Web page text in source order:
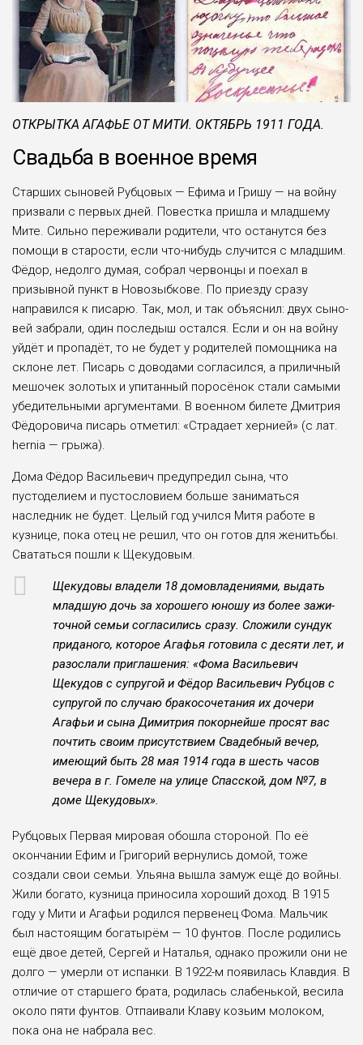
ОТКРЫТКА АГАФЬЕ ОТ МИТИ. ОКТЯБРЬ 1911 ГОДА.
Свадьба в военное время
Старших сыновей Руб­цовых — Ефима и Гри­шу — на войну
призвали с первых дней. Повест­ка пришла и младшему
Мите. Сильно пережива­ли родители, что останут­ся без
помощи в старости, если что-нибудь случится с младшим.
Фёдор, недол­го думая, собрал червон­цы и поехал в
призывной пункт в Новозыбкове. По приезду сразу
направил­ся к писарю. Так, мол, и так объяснил: двух сыно­
вей забрали, один после­дыш остался. Если и он на войну
уйдёт и пропа­дёт, то не будет у родите­лей помощника на
скло­не лет. Писарь с доводами согласился, а приличный
мешочек золотых и упи­танный поросёнок стали самыми
убедительными аргументами. В военном билете Дмитрия
Фёдо­ровича писарь отметил: «Страдает хернией» (с лат.
hernia — грыжа).
Дома Фёдор Василье­вич предупредил сына, что
пустоделием и пустосло­вием больше заниматься
наследник не будет. Целый год учился Митя работе в
кузнице, пока отец не решил, что он готов для женитьбы.
Свататься пош­ли к Щекудовым.
Щекудовы владели 18 домовладениями, выдать
младшую дочь за хороше­го юношу из более зажи­
точной семьи согласи­лись сразу. Сложили сун­дук
приданого, которое Агафья готовила с десяти лет, и
разослали пригла­шения: «Фома Василье­вич
Щекудов с супругой и Фёдор Васильевич Руб­цов с
супругой по случаю бракосочетания их доче­ри
Агафьи и сына Дими­трия покорнейше просят вас
почтить своим присут­ствием Свадебный вечер,
имеющий быть 28 мая 1914 года в шесть часов
вечера в г. Гомеле на улице Спасской, дом №7, в
доме Щекудовых».
Рубцовых Первая миро­вая обошла стороной. По её
окончании Ефим и Гри­горий вернулись домой, тоже
создали свои семьи. Ульяна вышла замуж ещё до войны.
Жили богато, кузница приносила хоро­ший доход. В 1915
году у Мити и Агафьи родился первенец Фома. Мальчик
был настоящим богаты­рём — 10 фунтов. После родились
ещё двое детей, Сергей и Наталья, одна­ко прожили они не
дол­го — умерли от испан­ки. В 1922-м появилась Клавдия. В
отличие от старшего брата, родилась слабенькой, весила
око­ло пяти фунтов. Отпаива­ли Клаву козьим молоком,
пока она не набрала вес.